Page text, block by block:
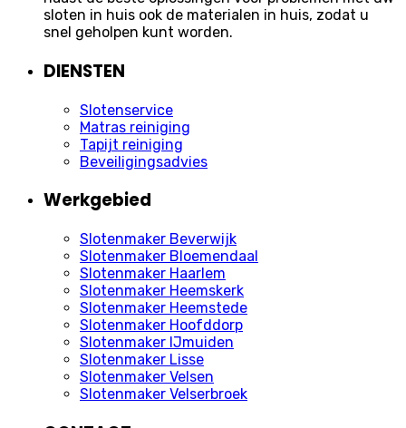
sloten in huis ook de materialen in huis, zodat u
snel geholpen kunt worden.
DIENSTEN
Slotenservice
Matras reiniging
Tapijt reiniging
Beveiligingsadvies
Werkgebied
Slotenmaker Beverwijk
Slotenmaker Bloemendaal
Slotenmaker Haarlem
Slotenmaker Heemskerk
Slotenmaker Heemstede
Slotenmaker Hoofddorp
Slotenmaker IJmuiden
Slotenmaker Lisse
Slotenmaker Velsen
Slotenmaker Velserbroek